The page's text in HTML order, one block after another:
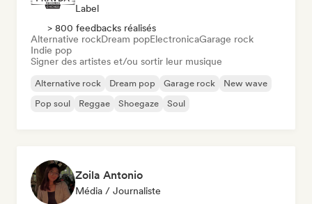
Label
> 800 feedbacks réalisés
Alternative rockDream popElectronicaGarage rock
Indie pop
Signer des artistes et/ou sortir leur musique
Alternative rock Dream pop Garage rock
New wave
Pop soul
Reggae Shoegaze Soul
Zoila Antonio
Média / Journaliste